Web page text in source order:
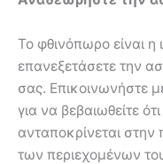
Το φθινόπωρο είναι η
επανεξετάσετε την
σας. Επικοινωνήστε
για να βεβαιωθείτε
ανταποκρίνεται στην
των περιεχομένων